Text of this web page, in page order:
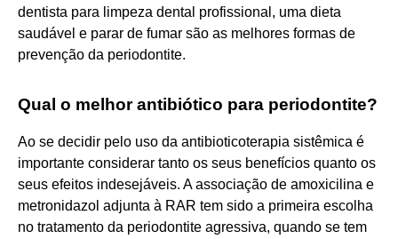
dentista para limpeza dental profissional, uma dieta
saudável e parar de fumar são as melhores formas de
prevenção da periodontite.
Qual o melhor antibiótico para periodontite?
Ao se decidir pelo uso da antibioticoterapia sistêmica é
importante considerar tanto os seus benefícios quanto os
seus efeitos indesejáveis. A associação de amoxicilina e
metronidazol adjunta à RAR tem sido a primeira escolha
no tratamento da periodontite agressiva, quando se tem